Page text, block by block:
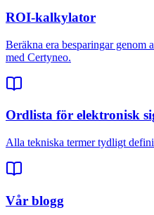
ROI-kalkylator
Beräkna era besparingar genom
med Certyneo.
Ordlista för elektronisk
Alla tekniska termer tydligt
Vår blogg